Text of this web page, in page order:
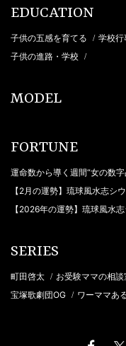
EDUCATION
子供の五感を育てる / 学校
子供の進路・学校 /
MODEL
FORTUNE
運命数から導く週間“女の数字
【2月の運勢】琉球風水志シ
【2026年の運勢】琉球風水
SERIES
町田啓太 / お受験ママの相談
宝塚歌劇団OG / ワーママあ